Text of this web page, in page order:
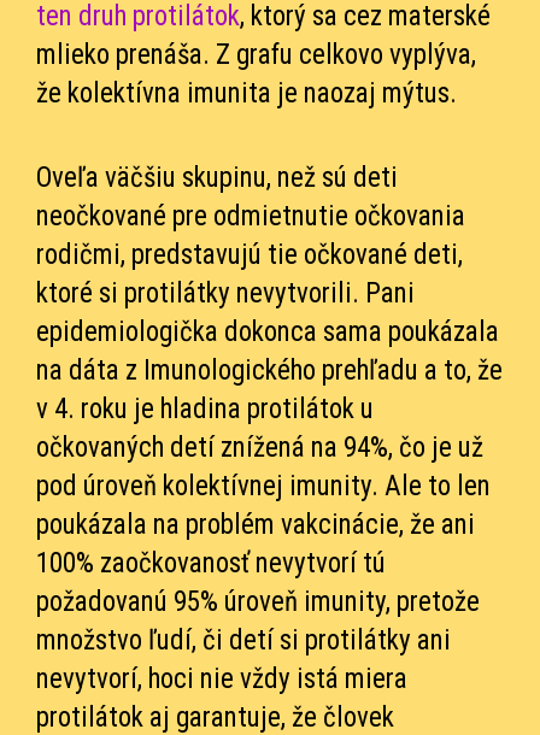
ten druh protilátok, ktorý sa cez materské
mlieko prenáša. Z grafu celkovo vyplýva,
že kolektívna imunita je naozaj mýtus.
Oveľa väčšiu skupinu, než sú deti
neočkované pre odmietnutie očkovania
rodičmi, predstavujú tie očkované deti,
ktoré si protilátky nevytvorili. Pani
epidemiologička dokonca sama poukázala
na dáta z Imunologického prehľadu a to, že
v 4. roku je hladina protilátok u
očkovaných detí znížená na 94%, čo je už
pod úroveň kolektívnej imunity. Ale to len
poukázala na problém vakcinácie, že ani
100% zaočkovanosť nevytvorí tú
požadovanú 95% úroveň imunity, pretože
množstvo ľudí, či detí si protilátky ani
nevytvorí, hoci nie vždy istá miera
protilátok aj garantuje, že človek